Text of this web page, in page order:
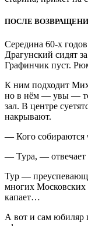
ПОСЛЕ
Середина 60-х
Драгунский сидят
Графинчик пуст.
К ним подходит
но в нём — увы —
зал. В центре
накрывают.
— Кого собираются
— Тура, —
Тур —
многих Московских
капает…
А вот и сам юбиляр